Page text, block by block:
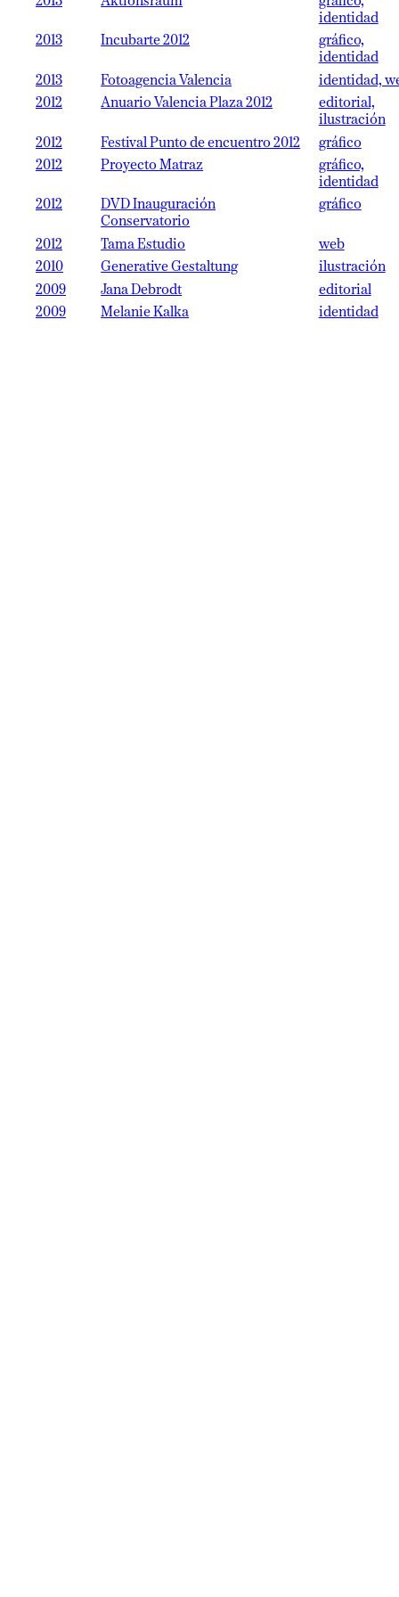
identidad
2013
Incubarte 2012
gráfico,
identidad
2013
Fotoagencia Valencia
identidad,
2012
Anuario Valencia Plaza 2012
editorial,
ilustración
2012
Festival Punto de encuentro 2012
gráfico
2012
Proyecto Matraz
gráfico,
identidad
2012
DVD Inauguración
Conservatorio
gráfico
2012 Tama Estudio
web
2010
Generative Gestaltung
ilustración
2009
Jana Debrodt
editorial
2009
Melanie Kalka identidad